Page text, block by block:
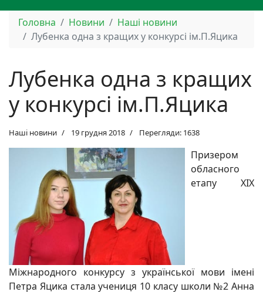
Головна Новини
Наші новини
Лубенка одна з кращих у конкурсі ім.П.Яцика
Лубенка одна з кращих
у конкурсі ім.П.Яцика
Наші новини 19 грудня 2018 Перегляди: 1638
Призером
обласного
етапу ХІХ
Міжнародного конкурсу з української мови імені
Петра Яцика стала учениця 10 класу школи №2 Анна